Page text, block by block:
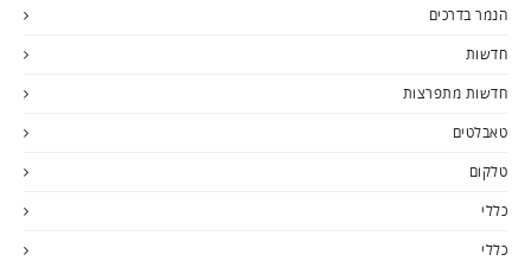
הנמר בדרכים
חדשות
חדשות מתפרצות
טאבלטים
טלקום
כללי
כללי